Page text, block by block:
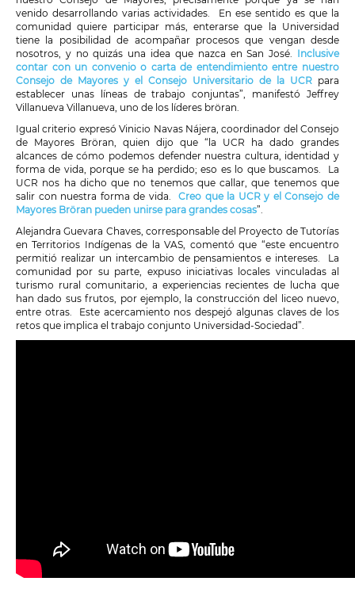
venido desarrollando varias actividades. En ese sentido es que la
comunidad quiere participar más, enterarse que la Universidad
tiene la posibilidad de acompañar procesos que vengan desde
nosotros, y no quizás una idea que nazca en San José. Inclusive
contar con un convenio o carta de entendimiento entre nuestro
Consejo de Mayores y el Consejo Universitario de la UCR para
establecer unas líneas de trabajo conjuntas”, manifestó Jeffrey
Villanueva Villanueva, uno de los líderes bröran.
Igual criterio expresó Vinicio Navas Nájera, coordinador del Consejo
de Mayores Bröran, quien dijo que “la UCR ha dado grandes
alcances de cómo podemos defender nuestra cultura, identidad y
forma de vida, porque se ha perdido; eso es lo que buscamos. La
UCR nos ha dicho que no tenemos que callar, que tenemos que
salir con nuestra forma de vida. Creo que la UCR y el Consejo de
Mayores Bröran pueden unirse para grandes cosas”.
Alejandra Guevara Chaves, corresponsable del Proyecto de Tutorías
en Territorios Indígenas de la VAS, comentó que “este encuentro
permitió realizar un intercambio de pensamientos e intereses. La
comunidad por su parte, expuso iniciativas locales vinculadas al
turismo rural comunitario, a experiencias recientes de lucha que
han dado sus frutos, por ejemplo, la construcción del liceo nuevo,
entre otras. Este acercamiento nos despejó algunas claves de los
retos que implica el trabajo conjunto Universidad-Sociedad”.